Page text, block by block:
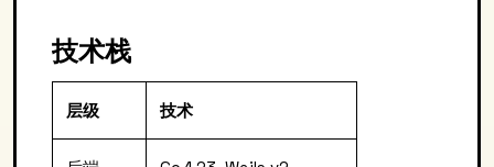
技术栈
层级 技术